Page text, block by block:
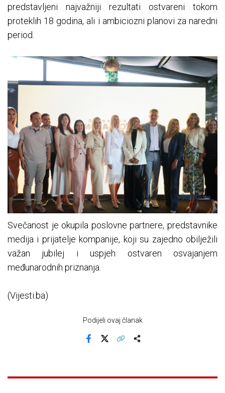
predstavljeni najvažniji rezultati ostvareni tokom
proteklih 18 godina, ali i ambiciozni planovi za naredni
period.
Svečanost je okupila poslovne partnere, predstavnike
medija i prijatelje kompanije, koji su zajedno obilježili
važan jubilej i uspjeh ostvaren osvajanjem
međunarodnih priznanja.
(Vijesti.ba)
Podijeli ovaj članak